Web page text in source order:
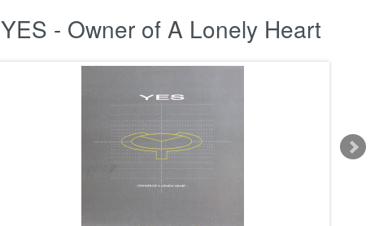
YES - Owner of A Lonely Heart